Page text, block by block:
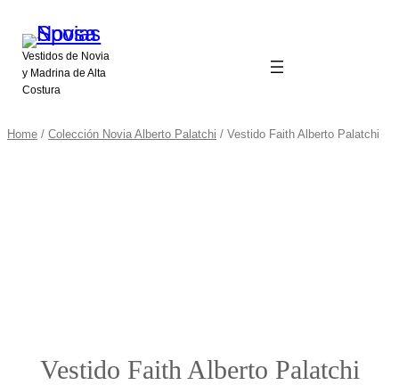
Vestidos de Novia
y Madrina de Alta
Costura
Home / Colección Novia Alberto Palatchi / Vestido Faith Alberto Palatchi
Vestido Faith Alberto Palatchi